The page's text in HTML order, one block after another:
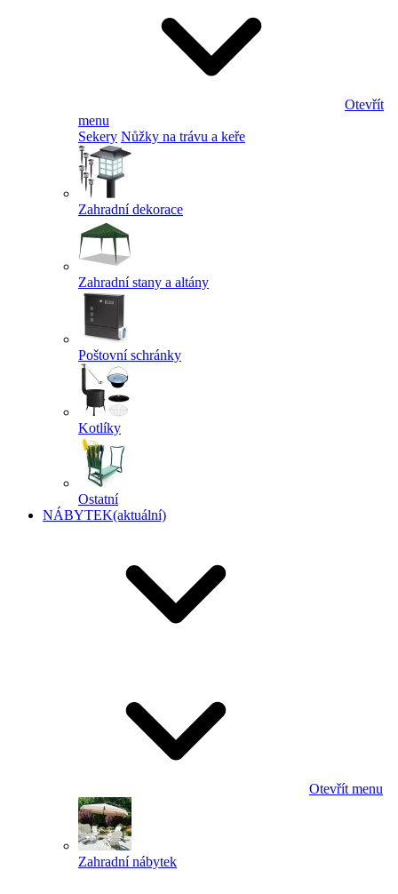
Otevřít
menu
Sekery Nůžky na trávu a keře
Zahradní dekorace
Zahradní stany a altány
Poštovní schránky
Kotlíky
Ostatní
NÁBYTEK(aktuální)
Otevřít menu
Zahradní nábytek